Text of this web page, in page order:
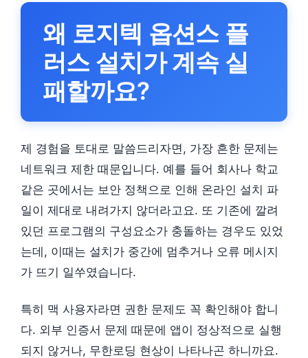
왜 로지텍 옵션스 플
러스 설치가 계속 실
패할까요?
제 경험을 토대로 말씀드리자면, 가장 흔한 문제는
네트워크 제한 때문입니다. 예를 들어 회사나 학교
같은 곳에서는 보안 정책으로 인해 온라인 설치 파
일이 제대로 내려가지 않더라고요. 또 기존에 깔려
있던 프로그램의 구성요소가 충돌하는 경우도 있었
는데, 이때는 설치가 중간에 멈추거나 오류 메시지
가 뜨기 일쑤였습니다.
특히 맥 사용자라면 권한 문제도 꼭 확인해야 합니
다. 외부 인증서 문제 때문에 앱이 정상적으로 실행
되지 않거나, 무한로딩 현상이 나타나곤 하니까요.